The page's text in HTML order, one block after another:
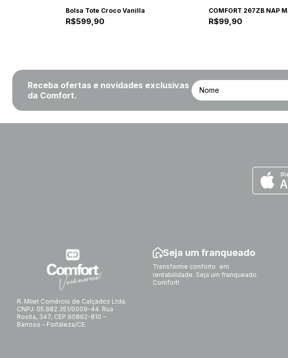
Bolsa Tote Croco Vanilla
R$599,90 R$99,90
Receba ofertas e novidades exclusivas
da Comfort.
R. Milet Comércio de Calçados Ltda.
CNPJ: 05.882.351/0009-44. Rua
Rosita, 347, CEP 60862-810 –
Barroso – Fortaleza/CE.
Seja um franqueado
Transforme conforto em
rentabilidade. Seja um franqueado
Comfort!